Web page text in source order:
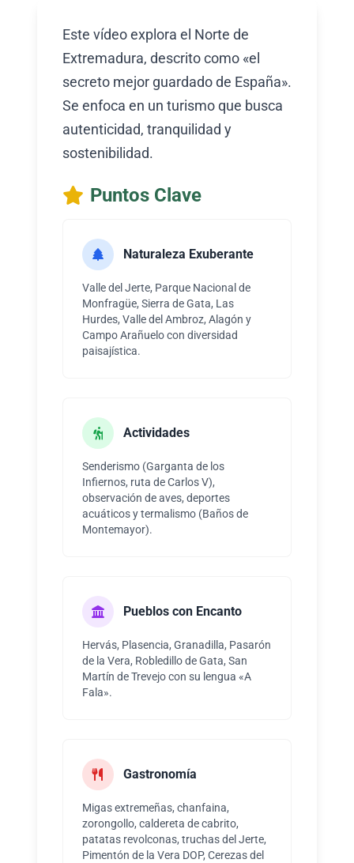
Este vídeo explora el Norte de
Extremadura, descrito como «el
secreto mejor guardado de España».
Se enfoca en un turismo que busca
autenticidad, tranquilidad y
sostenibilidad.
Puntos Clave
Naturaleza Exuberante
Valle del Jerte, Parque Nacional de
Monfragüe, Sierra de Gata, Las
Hurdes, Valle del Ambroz, Alagón y
Campo Arañuelo con diversidad
paisajística.
Actividades
Senderismo (Garganta de los
Infiernos, ruta de Carlos V),
observación de aves, deportes
acuáticos y termalismo (Baños de
Montemayor).
Pueblos con Encanto
Hervás, Plasencia, Granadilla, Pasarón
de la Vera, Robledillo de Gata, San
Martín de Trevejo con su lengua «A
Fala».
Gastronomía
Migas extremeñas, chanfaina,
zorongollo, caldereta de cabrito,
patatas revolconas, truchas del Jerte,
Pimentón de la Vera DOP, Cerezas del